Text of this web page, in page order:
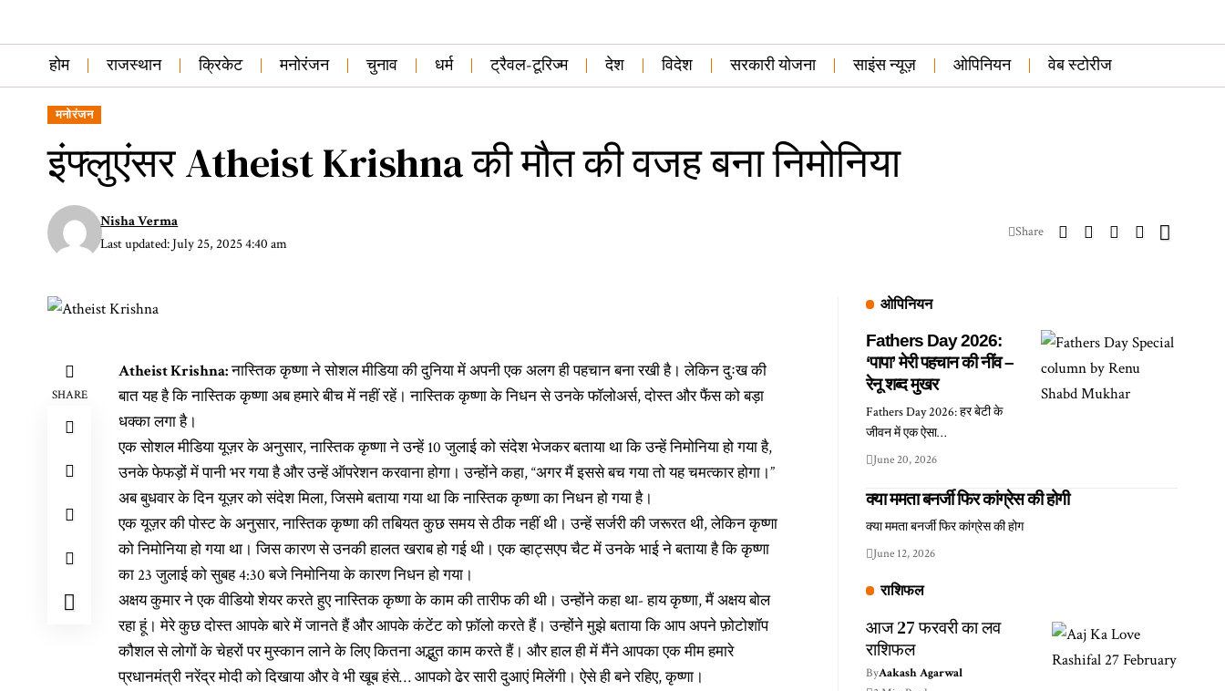
होम राजस्थान क्रिकेट मनोरंजन चुनाव धर्म ट्रैवल-टूरिज्म देश विदेश सरकारी योजना साइंस न्यूज़ ओपिनियन वेब स्टोरीज
मनोरंजन
इंफ्लुएंसर Atheist Krishna की मौत की वजह बना निमोनिया
Last updated: July 25, 2025 4:40 am
Nisha Verma
Share
SHARE
Atheist Krishna:नास्तिक कृष्णा ने सोशल मीडिया की दुनिया में अपनी एक अलग ही पहचान बना रखी है। लेकिन दुःख की
बात यह है कि नास्तिक कृष्णा अब हमारे बीच में नहीं रहें। नास्तिक कृष्णा के निधन से उनके फॉलोअर्स, दोस्त और फैंस को बड़ा
धक्का लगा है।
एक सोशल मीडिया यूज़र के अनुसार, नास्तिक कृष्णा ने उन्हें 10 जुलाई को संदेश भेजकर बताया था कि उन्हें निमोनिया हो गया है,
उनके फेफड़ों में पानी भर गया है और उन्हें ऑपरेशन करवाना होगा। उन्होंने कहा, “अगर मैं इससे बच गया तो यह चमत्कार होगा।”
अब बुधवार के दिन यूज़र को संदेश मिला, जिसमे बताया गया था कि नास्तिक कृष्णा का निधन हो गया है।
एक यूज़र की पोस्ट के अनुसार, नास्तिक कृष्णा की तबियत कुछ समय से ठीक नहीं थी। उन्हें सर्जरी की जरूरत थी, लेकिन कृष्णा
को निमोनिया हो गया था। जिस कारण से उनकी हालत खराब हो गई थी। एक व्हाट्सएप चैट में उनके भाई ने बताया है कि कृष्णा
का 23 जुलाई को सुबह 4:30 बजे निमोनिया के कारण निधन हो गया।
अक्षय कुमार ने एक वीडियो शेयर करते हुए नास्तिक कृष्णा के काम की तारीफ की थी। उन्होंने कहा था- हाय कृष्णा, मैं अक्षय बोल
रहा हूं। मेरे कुछ दोस्त आपके बारे में जानते हैं और आपके कंटेंट को फ़ॉलो करते हैं। उन्होंने मुझे बताया कि आप अपने फ़ोटोशॉप
कौशल से लोगों के चेहरों पर मुस्कान लाने के लिए कितना अद्भुत काम करते हैं। और हाल ही में मैंने आपका एक मीम हमारे
प्रधानमंत्री नरेंद्र मोदी को दिखाया और वे भी खूब हंसे… आपको ढेर सारी दुआएं मिलेंगी। ऐसे ही बने रहिए, कृष्णा।
ओपिनियन
Fathers Day 2026:
‘पापा’ मेरी पहचान की नींव –
रेनू शब्द मुखर
Fathers Day 2026: हर बेटी के
जीवन में एक ऐसा…
June 20, 2026
क्या ममता बनर्जी फिर कांग्रेस की होगी
क्या ममता बनर्जी फिर कांग्रेस की होग
June 12, 2026
राशिफल
आज 27 फरवरी का लव
राशिफल
ByAakash Agarwal